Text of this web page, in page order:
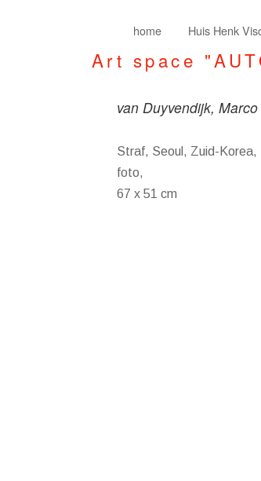
home Huis Henk
Art space
van Duyvendijk, Marco
Straf, Seoul, Zuid-Korea,
foto,
67 x 51 cm